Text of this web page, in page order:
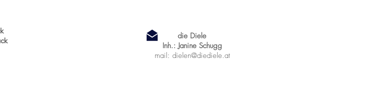
die Diele
Inh.: Janine Schugg
mail: dielen@diediele.at